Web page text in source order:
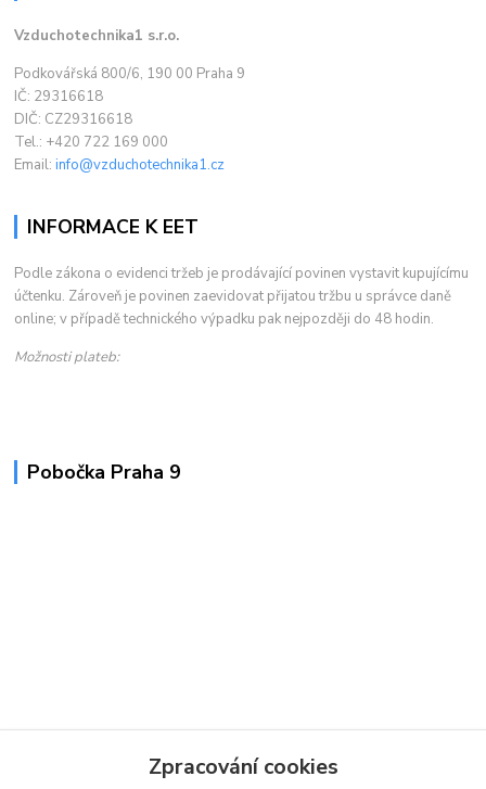
Vzduchotechnika1 s.r.o.
Podkovářská 800/6, 190 00 Praha 9
IČ: 29316618
DIČ: CZ29316618
Tel.: +420 722 169 000
Email:info@vzduchotechnika1.cz
INFORMACE K EET
Podle zákona o evidenci tržeb je prodávající povinen vystavit kupujícímu
účtenku. Zároveň je povinen zaevidovat přijatou tržbu u správce daně
online; v případě technického výpadku pak nejpozději do 48 hodin.
Možnosti plateb:
Pobočka Praha 9
Zpracování cookies